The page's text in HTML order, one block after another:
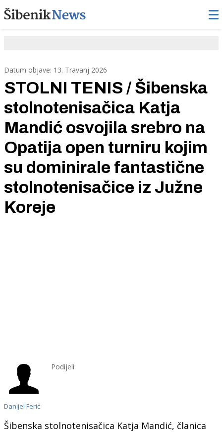
Datum objave: 13. Travanj 2026
STOLNI TENIS / Šibenska
stolnotenisačica Katja
Mandić osvojila srebro na
Opatija open turniru kojim
su dominirale fantastične
stolnotenisačice iz Južne
Koreje
Danijel Ferić
Podijeli:
Šibenska stolnotenisačica Katja Mandić, članica